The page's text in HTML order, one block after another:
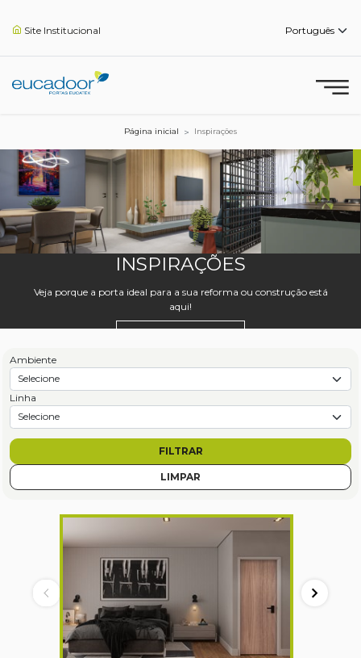
Site Institucional
Página inicial Inspirações
INSPIRAÇÕES
Veja porque a porta ideal para a sua reforma ou construção está
aqui!
Ambiente
Linha
FILTRAR
LIMPAR